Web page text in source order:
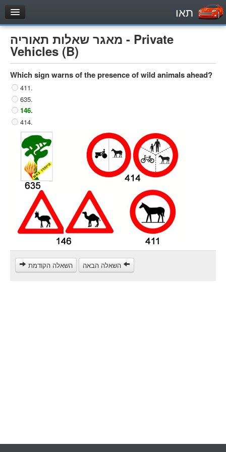
תאו
עמוד הבית
מבחן
Private Vehicles (B)
Motorcycle (A)
Tractors (1)
Trucks (lorry) (C1)
Heavy trucks (C)
Public Service Vehicles (D)
Private Vehicles (B)
Motorcycle (A)
Tractors (1)
Trucks (lorry) (C1)
Heavy trucks (C)
קורס תאוריה
מאגר שאלות תאוריה - Private
Vehicles (B)
Which sign warns of the presence of wild animals ahead?
411.
635.
146.
414.
השאלה הקודמת